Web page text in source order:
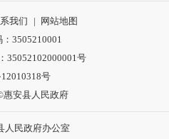
我们 |
网站地图
：3505210001
35052102000001号
号
惠安县人民政府
人民政府办公室